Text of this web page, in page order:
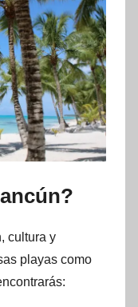
cultura y
playas como